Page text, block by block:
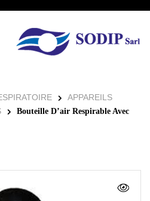
APPAREILS
Bouteille D’air Respirable Avec